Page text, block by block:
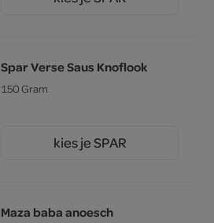
Spar Verse Saus Knoflook
150 Gram
kies je SPAR
Maza baba anoesch